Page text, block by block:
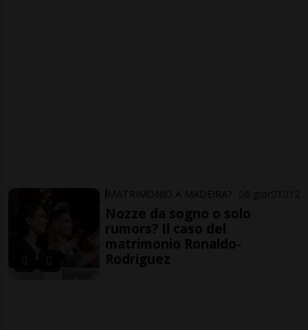
MATRIMONIO A MADEIRA? 6 gior 1 12
Nozze da sogno o solo
rumors? Il caso del
matrimonio Ronaldo-
Rodríguez